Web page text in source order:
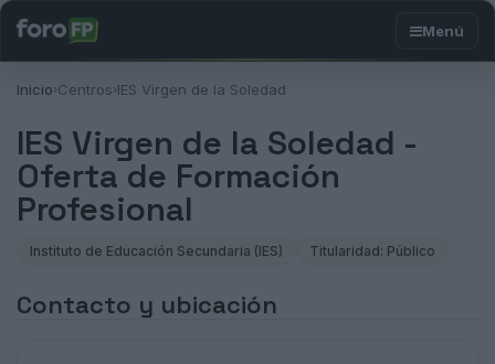
Inicio›Centros›IES Virgen de la Soledad
IES Virgen de la Soledad -
Oferta de Formación
Profesional
Instituto de Educación Secundaria (IES) Titularidad: Público
Contacto y ubicación